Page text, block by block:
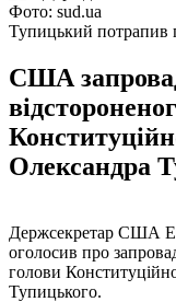
Фото: sud.ua
Тупицький потрапив
США
Олександра
Держсекретар США
оголосив про
голови
Тупицького.